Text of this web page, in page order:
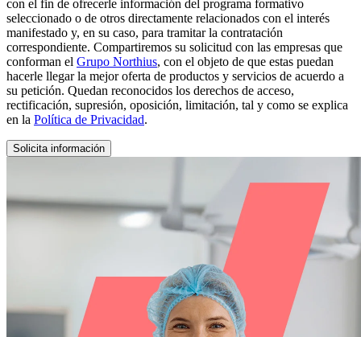
con el fin de ofrecerle información del programa formativo
seleccionado o de otros directamente relacionados con el interés
manifestado y, en su caso, para tramitar la contratación
correspondiente. Compartiremos su solicitud con las empresas que
conforman el Grupo Northius, con el objeto de que estas puedan
hacerle llegar la mejor oferta de productos y servicios de acuerdo a
su petición. Quedan reconocidos los derechos de acceso,
rectificación, supresión, oposición, limitación, tal y como se explica
en la Política de Privacidad.
Solicita información